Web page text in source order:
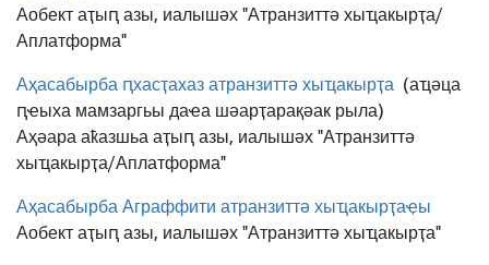
Аобект аҭыԥ азы, иалышәх "Атранзиттә хыҵакырҭа/
Аплатформа"
Аҳасабырба ԥхасҭахаз атранзиттә хыҵакырҭа (аҵәца
ԥҽыха мамзаргьы даҽа шәарҭарақәак рыла)
Аҳәара аҟазшьа аҭыԥ азы, иалышәх "Атранзиттә
хыҵакырҭа/Аплатформа"
Аҳасабырба Аграффити атранзиттә хыҵакырҭаҿы
Аобект аҭыԥ азы, иалышәх "Атранзиттә хыҵакырҭа"